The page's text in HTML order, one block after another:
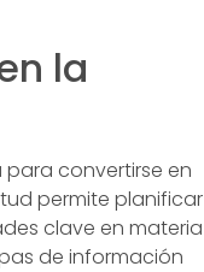
la
para convertirse en
permite planificar
clave en materia
de información